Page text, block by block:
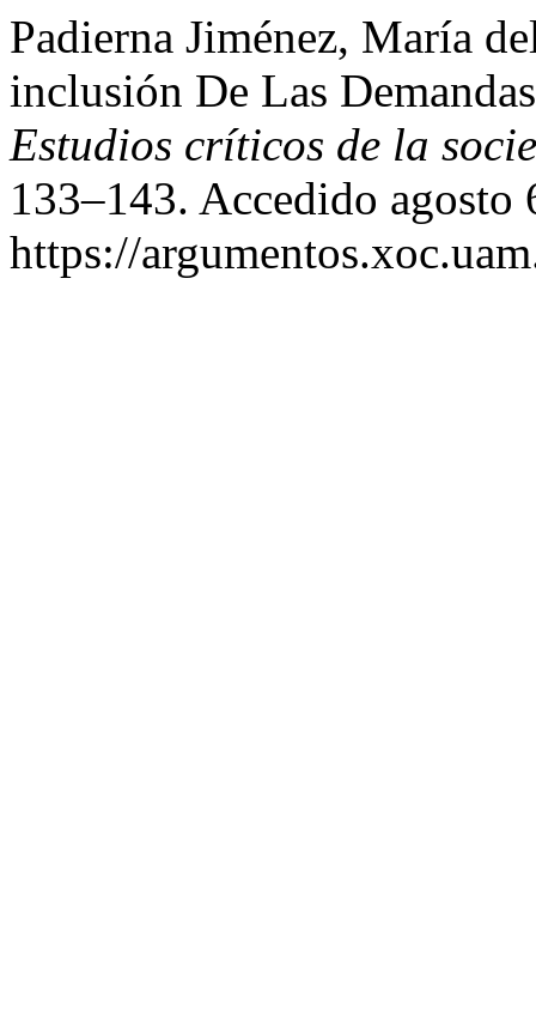
Padierna Jiménez, María
inclusión De Las
Estudios críticos de la
133–143. Accedido agosto
https://